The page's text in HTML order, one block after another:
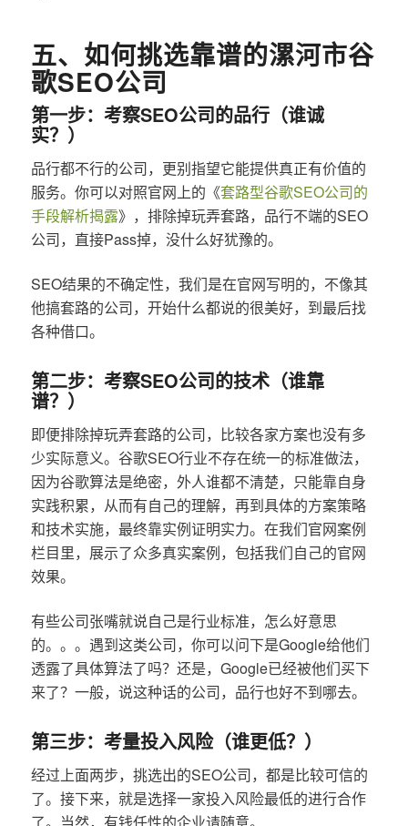
五、如何挑选靠谱的漯河市谷
歌SEO公司
第一步：考察SEO公司的品行（谁诚
实？）
品行都不行的公司，更别指望它能提供真正有价值的
服务。你可以对照官网上的《套路型谷歌SEO公司的
手段解析揭露》，排除掉玩弄套路，品行不端的SEO
公司，直接Pass掉，没什么好犹豫的。
SEO结果的不确定性，我们是在官网写明的，不像其
他搞套路的公司，开始什么都说的很美好，到最后找
各种借口。
第二步：考察SEO公司的技术（谁靠
谱？）
即便排除掉玩弄套路的公司，比较各家方案也没有多
少实际意义。谷歌SEO行业不存在统一的标准做法，
因为谷歌算法是绝密，外人谁都不清楚，只能靠自身
实践积累，从而有自己的理解，再到具体的方案策略
和技术实施，最终靠实例证明实力。在我们官网案例
栏目里，展示了众多真实案例，包括我们自己的官网
效果。
有些公司张嘴就说自己是行业标准，怎么好意思
的。。。遇到这类公司，你可以问下是Google给他们
透露了具体算法了吗？还是，Google已经被他们买下
来了？一般，说这种话的公司，品行也好不到哪去。
第三步：考量投入风险（谁更低？）
经过上面两步，挑选出的SEO公司，都是比较可信的
了。接下来，就是选择一家投入风险最低的进行合作